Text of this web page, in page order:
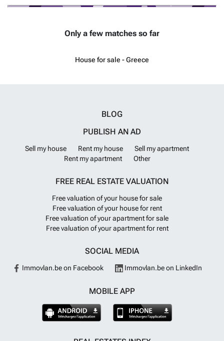
Only a few matches so far
House for sale - Greece
BLOG
PUBLISH AN AD
Sell my house Rent my house
Sell my apartment
Rent my apartment
Other
FREE REAL ESTATE VALUATION
Free valuation of your house for sale
Free valuation of your house for rent
Free valuation of your apartment for sale
Free valuation of your apartment for rent
SOCIAL MEDIA
Immovlan.be on Facebook Immovlan.be on LinkedIn
MOBILE APP